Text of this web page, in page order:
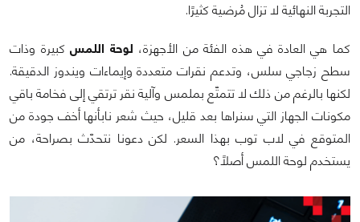
التجربة النهائية لا تزال مُرضية كثيرًا.
كما هي العادة في هذه الفئة من الأجهزة، لوحة اللمسكبيرة وذات
سطح زجاجي سلس، وتدعم نقرات متعددة وإيماءات ويندوز الدقيقة.
لكنها بالرغم من ذلك لا تتمتّع بملمس وآلية نقر ترتقي إلى فخامة باقي
مكونات الجهاز التي سنراها بعد قليل، حيث شعر نابأنها أخف جودة من
المتوقع في لاب توب بهذا السعر. لكن دعونا نتحدّث بصراحة، من
يستخدم لوحة اللمس أصلًا؟